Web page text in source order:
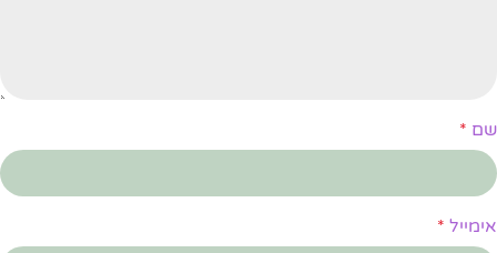
שם *
אימייל *